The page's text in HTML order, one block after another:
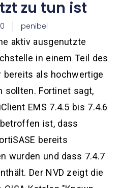
zu tun ist
penibel
aktiv ausgenutzte
in einem Teil des
bereits als hochwertige
sollten. Fortinet sagt,
EMS 7.4.5 bis 7.4.6
ist, dass
bereits
wurden und dass 7.4.7
Der NVD zeigt die